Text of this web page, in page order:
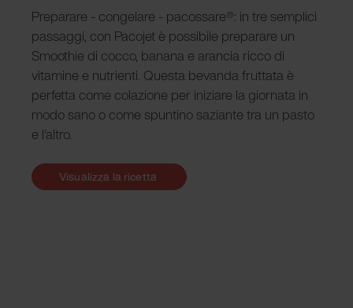
Preparare - congelare - pacossare®: in tre semplici
passaggi, con Pacojet è possibile preparare un
Smoothie di cocco, banana e arancia ricco di
vitamine e nutrienti. Questa bevanda fruttata è
perfetta come colazione per iniziare la giornata in
modo sano o come spuntino saziante tra un pasto
e l'altro.
Visualizza la ricetta